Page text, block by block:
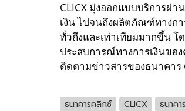
CLICX มุ่งออกแบบบริการผ่
เงิน ไปจนถึงผลิตภัณฑ์ทางก
ทั่วถึงและเท่าเทียมมากขึ้น โ
ประสบการณ์ทางการเงินขอ
ติดตามข่าวสารของธนาคาร
ธนาคารคลิกซ์ CLICX ธนาค